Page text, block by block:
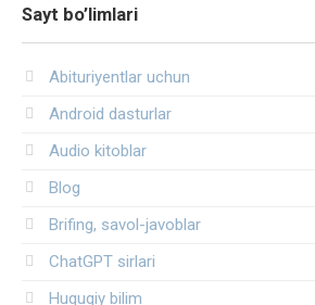
Sayt bo’limlari
Abituriyentlar uchun
Android dasturlar
Audio kitoblar
Blog
Brifing, savol-javoblar
ChatGPT sirlari
Huquqiy bilim